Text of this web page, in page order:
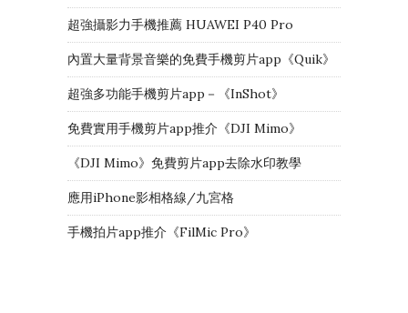
超強攝影力手機推薦 HUAWEI P40 Pro
內置大量背景音樂的免費手機剪片app《Quik》
超強多功能手機剪片app－《InShot》
免費實用手機剪片app推介《DJI Mimo》
《DJI Mimo》免費剪片app去除水印教學
應用iPhone影相格線/九宮格
手機拍片app推介《FilMic Pro》